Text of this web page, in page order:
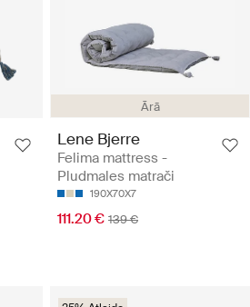
Ārā
Lene Bjerre
Felima mattress -
Pludmales matrači
190X70X7
111.20 € 139 €